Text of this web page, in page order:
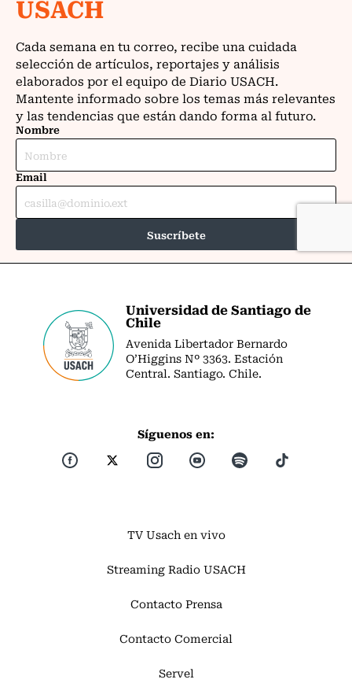
Universidad de Santiago de
Chile
Avenida Libertador Bernardo
O’Higgins Nº 3363. Estación
Central. Santiago. Chile.
Síguenos en:
TV Usach en vivo
Streaming Radio USACH
Contacto Prensa
Contacto Comercial
Servel